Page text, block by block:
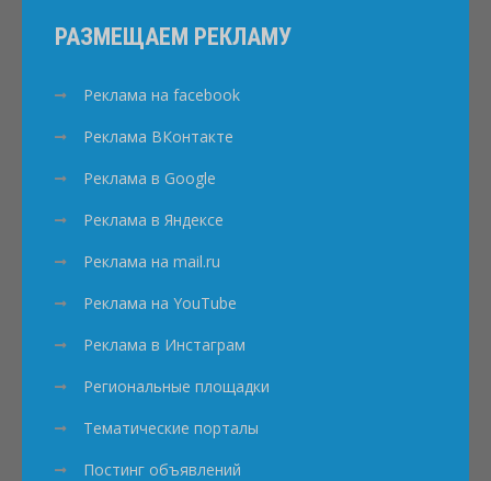
РАЗМЕЩАЕМ РЕКЛАМУ
Реклама на facebook
Реклама ВКонтакте
Реклама в Google
Реклама в Яндексе
Реклама на mail.ru
Реклама на YouTube
Реклама в Инстаграм
Региональные площадки
Тематические порталы
Постинг объявлений